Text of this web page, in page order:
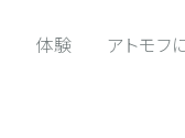
体験 アトモフ